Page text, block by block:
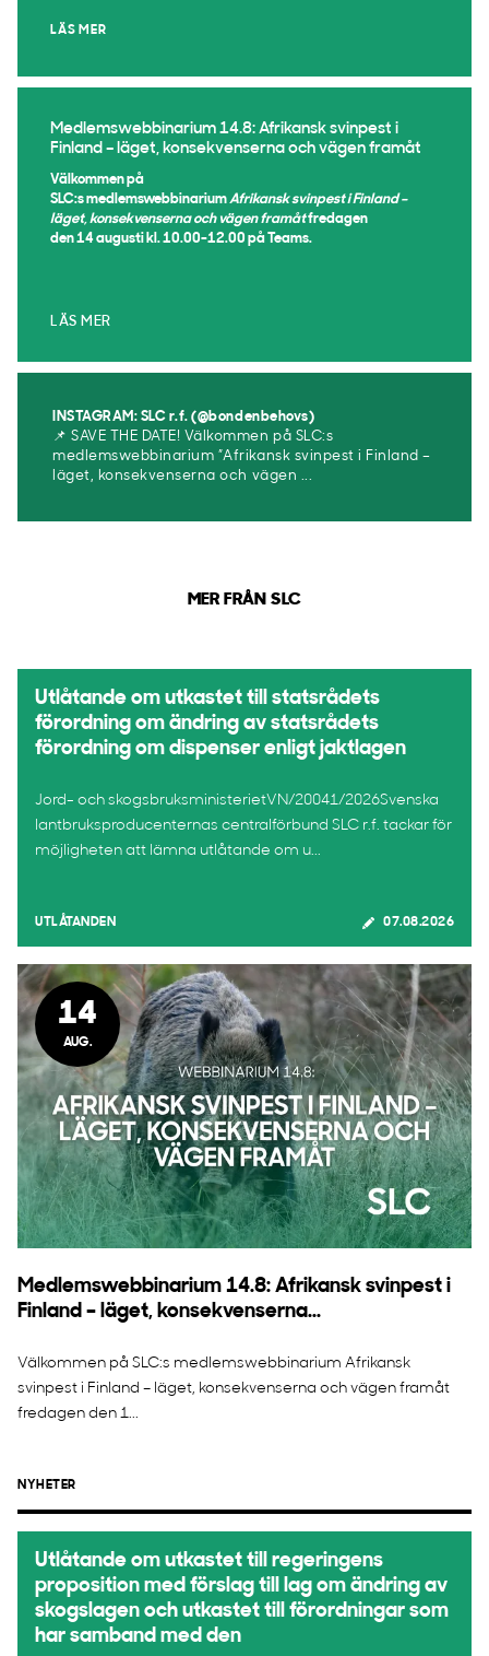
LÄS MER
Medlemswebbinarium 14.8: Afrikansk svinpest i
Finland – läget, konsekvenserna och vägen framåt
Välkommen på
SLC:s medlemswebbinariumAfrikansk svinpest i Finland –
läget, konsekvenserna och vägen framåtfredagen
den 14 augusti kl. 10.00-12.00 på Teams.
LÄS MER
INSTAGRAM: SLC r.f. (@bondenbehovs)
📌 SAVE THE DATE! Välkommen på SLC:s
medlemswebbinarium ”Afrikansk svinpest i Finland –
läget, konsekvenserna och vägen ...
MER FRÅN SLC
Utlåtande om utkastet till statsrådets
förordning om ändring av statsrådets
förordning om dispenser enligt jaktlagen
Jord- och skogsbruksministerietVN/20041/2026Svenska
lantbruksproducenternas centralförbund SLC r.f. tackar för
möjligheten att lämna utlåtande om u...
UTLÅTANDEN 07.08.2026
14
AUG.
Medlemswebbinarium 14.8: Afrikansk svinpest i
Finland – läget, konsekvenserna...
Välkommen på SLC:s medlemswebbinarium Afrikansk
svinpest i Finland – läget, konsekvenserna och vägen framåt
fredagen den 1...
NYHETER
Utlåtande om utkastet till regeringens
proposition med förslag till lag om ändring av
skogslagen och utkastet till förordningar som
har samband med den